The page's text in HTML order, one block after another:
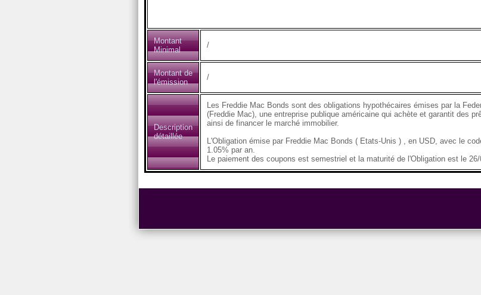
Montant
Minimal
/
Montant de
l'émission
/
Description
détaillée
Les Freddie Mac Bonds sont des obligations hypothécaires émises par la
(Freddie Mac), une entreprise publique américaine qui achète et garantit des
ainsi de financer le marché immobilier.
L'Obligation émise par Freddie Mac Bonds ( Etats-Unis ) , en USD, avec le
1.05% par an.
Le paiement des coupons est semestriel et la maturité de l'Obligation est le 26/